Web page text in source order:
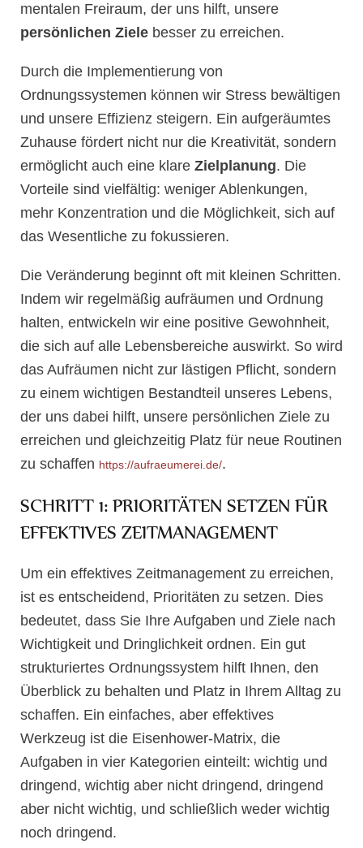
mentalen Freiraum, der uns hilft, unsere
persönlichen Ziele besser zu erreichen.
Durch die Implementierung von
Ordnungssystemen können wir Stress bewältigen
und unsere Effizienz steigern. Ein aufgeräumtes
Zuhause fördert nicht nur die Kreativität, sondern
ermöglicht auch eine klare Zielplanung. Die
Vorteile sind vielfältig: weniger Ablenkungen,
mehr Konzentration und die Möglichkeit, sich auf
das Wesentliche zu fokussieren.
Die Veränderung beginnt oft mit kleinen Schritten.
Indem wir regelmäßig aufräumen und Ordnung
halten, entwickeln wir eine positive Gewohnheit,
die sich auf alle Lebensbereiche auswirkt. So wird
das Aufräumen nicht zur lästigen Pflicht, sondern
zu einem wichtigen Bestandteil unseres Lebens,
der uns dabei hilft, unsere persönlichen Ziele zu
erreichen und gleichzeitig Platz für neue Routinen
zu schaffen https://aufraeumerei.de/.
SCHRITT 1: PRIORITÄTEN SETZEN FÜR
EFFEKTIVES ZEITMANAGEMENT
Um ein effektives Zeitmanagement zu erreichen,
ist es entscheidend, Prioritäten zu setzen. Dies
bedeutet, dass Sie Ihre Aufgaben und Ziele nach
Wichtigkeit und Dringlichkeit ordnen. Ein gut
strukturiertes Ordnungssystem hilft Ihnen, den
Überblick zu behalten und Platz in Ihrem Alltag zu
schaffen. Ein einfaches, aber effektives
Werkzeug ist die Eisenhower-Matrix, die
Aufgaben in vier Kategorien einteilt: wichtig und
dringend, wichtig aber nicht dringend, dringend
aber nicht wichtig, und schließlich weder wichtig
noch dringend.